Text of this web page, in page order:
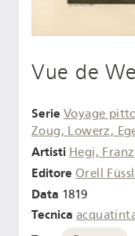
Vue de
Serie Voyage
Zoug, Lowerz,
Artisti Hegi, Franz
Editore Orell
Data 1819
Tecnica